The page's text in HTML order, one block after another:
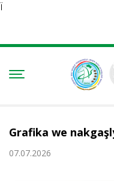
Ï
Grafika we
07.07.2026